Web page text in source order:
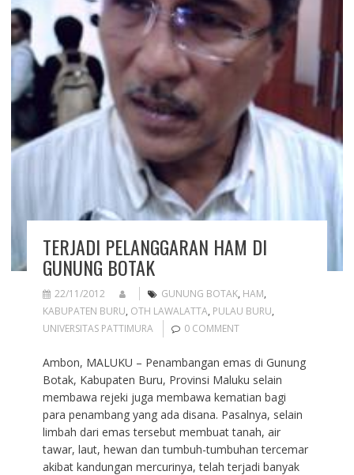
TERJADI PELANGGARAN HAM DI
GUNUNG BOTAK
22/11/2012 GUNUNG BOTAK, HAM,
KABUPATEN BURU, OTH LAWALATTA, PULAU BURU,
UNIVERSITAS PATTIMURA
0 COMMENT
Ambon, MALUKU – Penambangan emas di Gunung
Botak, Kabupaten Buru, Provinsi Maluku selain
membawa rejeki juga membawa kematian bagi
para penambang yang ada disana. Pasalnya, selain
limbah dari emas tersebut membuat tanah, air
tawar, laut, hewan dan tumbuh-tumbuhan tercemar
akibat kandungan mercurinya, telah terjadi banyak